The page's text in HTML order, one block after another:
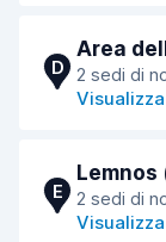
D
Area
2 sedi di
E
2 sedi di